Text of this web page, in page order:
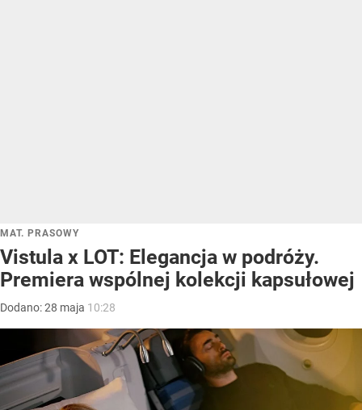
MAT. PRASOWY
Vistula x LOT: Elegancja w podróży.
Premiera wspólnej kolekcji kapsułowej
Dodano:28 maja 10:28